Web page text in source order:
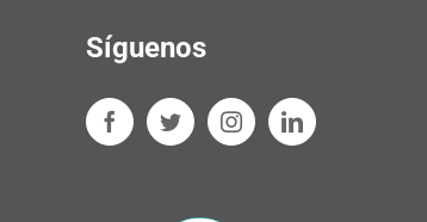
Síguenos